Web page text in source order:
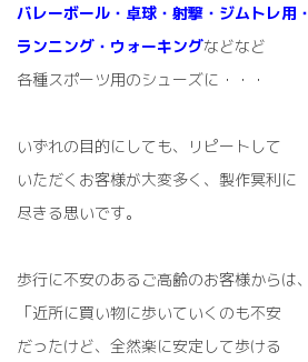
バレーボール・卓球・射撃・ジムトレ用・
ランニング・ウォーキングなどなど
各種スポーツ用のシューズに・・・
いずれの目的にしても、リピートして
いただくお客様が大変多く、製作冥利に
尽きる思いです。
歩行に不安のあるご高齢のお客様からは、
「近所に買い物に歩いていくのも不安
だったけど、全然楽に安定して歩ける